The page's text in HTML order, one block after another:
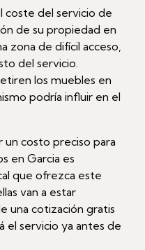
del servicio de
de su propiedad en
zona de difícil acceso,
del servicio.
los muebles en
podría influir en el
costo preciso para
en Garcia es
que ofrezca este
van a estar
una cotización gratis
el servicio ya antes de